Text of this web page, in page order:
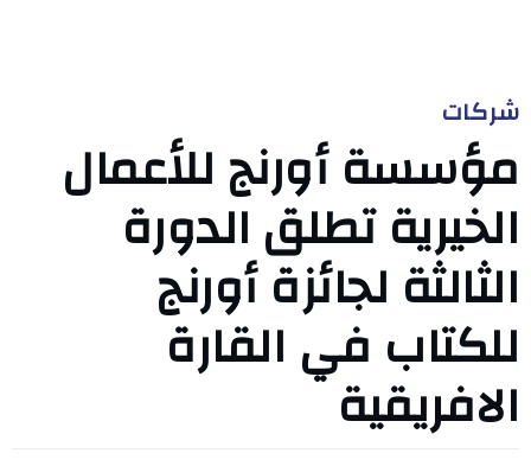
شركات
مؤسسة أورنج للأعمال
الخيرية تطلق الدورة
الثالثة لجائزة أورنج
للكتاب في القارة
الافريقية